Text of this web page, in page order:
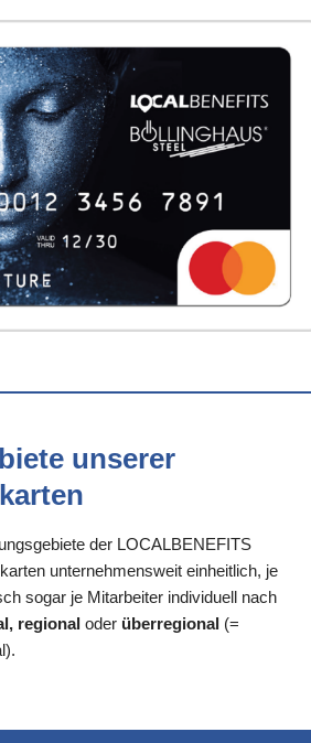
unserer
der LOCALBENEFITS
unternehmensweit einheitlich, je
sogar je Mitarbeiter individuell nach
regional oder überregional (=